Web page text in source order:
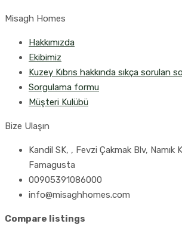
Misagh Homes
Hakkımızda
Ekibimiz
Kuzey Kıbrıs hakkında sıkça sorulan
Sorgulama formu
Müşteri Kulübü
Bize Ulaşın
Kandil SK, , Fevzi Çakmak Blv, Namık
Famagusta
00905391086000
info@misaghhomes.com
Compare listings